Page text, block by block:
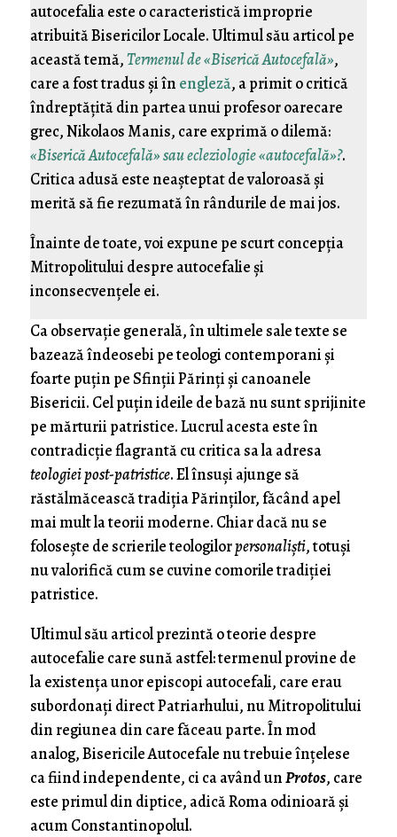
autocefalia este o caracteristică improprie
atribuită Bisericilor Locale. Ultimul său articol pe
această temă,Termenul de «Biserică Autocefală»,
care a fost tradus și în engleză, a primit o critică
îndreptățită din partea unui profesor oarecare
grec, Nikolaos Manis, care exprimă o dilemă:
«Biserică Autocefală» sau ecleziologie «autocefală»?.
Critica adusă este neașteptat de valoroasă și
merită să fie rezumată în rândurile de mai jos.
Înainte de toate, voi expune pe scurt concepția
Mitropolitului despre autocefalie și
inconsecvențele ei.
Ca observație generală, în ultimele sale texte se
bazează îndeosebi pe teologi contemporani și
foarte puțin pe Sfinții Părinți și canoanele
Bisericii. Cel puțin ideile de bază nu sunt sprijinite
pe mărturii patristice. Lucrul acesta este în
contradicție flagrantă cu critica sa la adresa
teologiei post-patristice. El însuși ajunge să
răstălmăcească tradiția Părinților, făcând apel
mai mult la teorii moderne. Chiar dacă nu se
folosește de scrierile teologilorpersonaliști, totuși
nu valorifică cum se cuvine comorile tradiției
patristice.
Ultimul său articol prezintă o teorie despre
autocefalie care sună astfel: termenul provine de
la existența unor episcopi autocefali, care erau
subordonați direct Patriarhului, nu Mitropolitului
din regiunea din care făceau parte. În mod
analog, Bisericile Autocefale nu trebuie înțelese
ca fiind independente, ci ca având unProtos, care
este primul din diptice, adică Roma odinioară și
acum Constantinopolul.